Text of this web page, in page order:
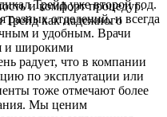
и комфорт процедур.
как надежного
Трейд уже второй год.
отделений, и всегда
и удобным. Врачи
и широкими
радует, что в компании
по эксплуатации или
тоже отмечают более
Мы ценим